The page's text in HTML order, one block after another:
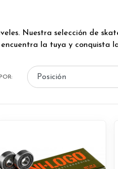
Nuestra selección de
la tuya y conquista